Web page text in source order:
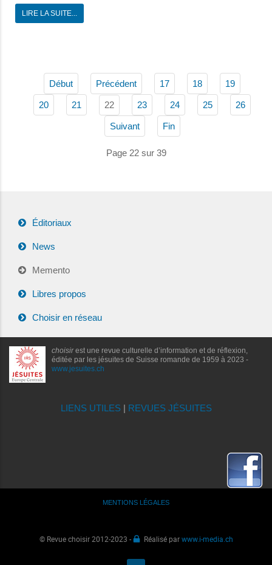
LIRE LA SUITE...
Début Précédent 17 18 19
20 21 22 23 24 25 26
Suivant Fin
Page 22 sur 39
Éditoriaux
News
Memento
Libres propos
Choisir en réseau
choisirest une revue culturelle d’information et de réflexion,
éditée par les jésuites de Suisse romande de 1959 à 2023 -
www.jesuites.ch
LIENS UTILES| REVUES JÉSUITES
MENTIONS LÉGALES
© Revue choisir 2012-2023 - Réalisé parwww.i-media.ch